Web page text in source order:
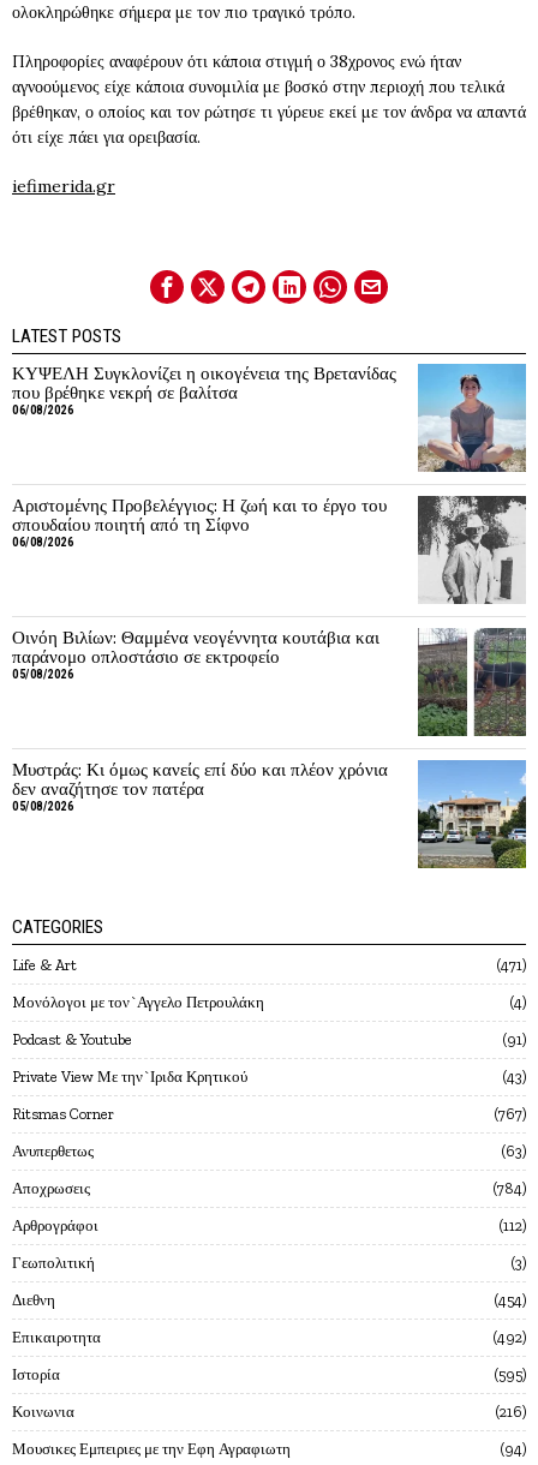
ολοκληρώθηκε σήμερα με τον πιο τραγικό τρόπο.
Πληροφορίες αναφέρουν ότι κάποια στιγμή ο 38χρονος ενώ ήταν
αγνοούμενος είχε κάποια συνομιλία με βοσκό στην περιοχή που τελικά
βρέθηκαν, ο οποίος και τον ρώτησε τι γύρευε εκεί με τον άνδρα να απαντά
ότι είχε πάει για ορειβασία.
iefimerida.gr
LATEST POSTS
ΚΥΨΕΛΗ Συγκλονίζει η οικογένεια της Βρετανίδας
που βρέθηκε νεκρή σε βαλίτσα
06/08/2026
Αριστομένης Προβελέγγιος: Η ζωή και το έργο του
σπουδαίου ποιητή από τη Σίφνο
06/08/2026
Οινόη Βιλίων: Θαμμένα νεογέννητα κουτάβια και
παράνομο οπλοστάσιο σε εκτροφείο
05/08/2026
Μυστράς: Κι όμως κανείς επί δύο και πλέον χρόνια
δεν αναζήτησε τον πατέρα
05/08/2026
CATEGORIES
Life & Art 471
Mονόλογοι με τον`Αγγελο Πετρουλάκη 4
Podcast & Youtube 91
Private View Με την`Ιριδα Κρητικού 43
Ritsmas Corner 767
Ανυπερθετως 63
Αποχρωσεις 784
Αρθρογράφοι 112
Γεωπολιτική 3
Διεθνη 454
Επικαιροτητα 492
Ιστορία 595
Κοινωνια 216
Μουσικες Εμπειριες με την Εφη Αγραφιωτη 94